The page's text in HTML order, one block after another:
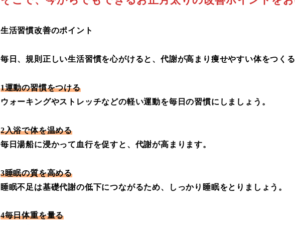
生活習慣改善のポイント
毎日、規則正しい生活習慣を心がけると、代謝が高まり痩せやすい体をつく
1運動の習慣をつける
ウォーキングやストレッチなどの軽い運動を毎日の習慣にしましょう。
2入浴で体を温める
毎日湯船に浸かって血行を促すと、代謝が高まります。
3睡眠の質を高める
睡眠不足は基礎代謝の低下につながるため、しっかり睡眠をとりましょう。
4毎日体重を量る